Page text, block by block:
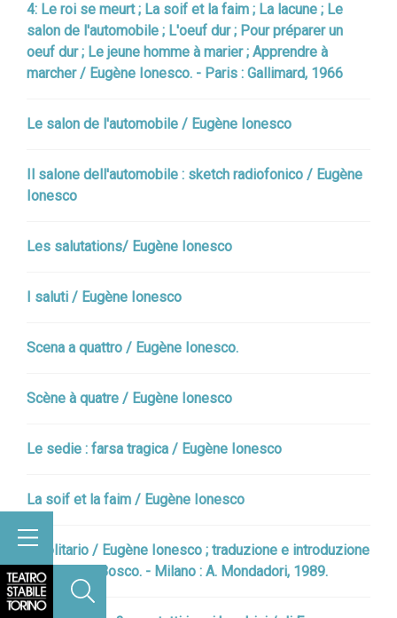
4: Le roi se meurt ; La soif et la faim ; La lacune ; Le
salon de l'automobile ; L'oeuf dur ; Pour préparer un
oeuf dur ; Le jeune homme à marier ; Apprendre à
marcher / Eugène Ionesco. - Paris : Gallimard, 1966
Le salon de l'automobile / Eugène Ionesco
Il salone dell'automobile : sketch radiofonico / Eugène
Ionesco
Les salutations/ Eugène Ionesco
I saluti / Eugène Ionesco
Scena a quattro / Eugène Ionesco.
Scène à quatre / Eugène Ionesco
Le sedie : farsa tragica / Eugène Ionesco
La soif et la faim / Eugène Ionesco
Il solitario / Eugène Ionesco ; traduzione e introduzione
di Gabriella Bosco. - Milano : A. Mondadori, 1989.